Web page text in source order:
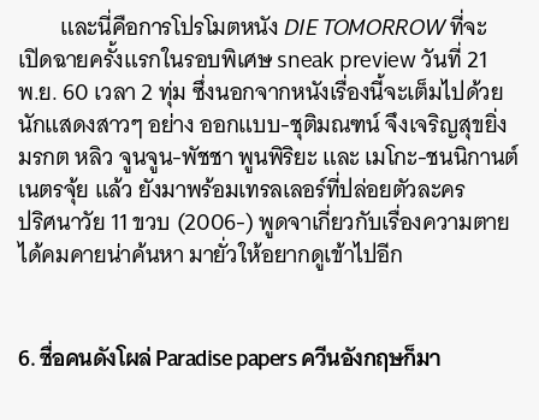
และนี่คือการโปรโมตหนังDIE TOMORROWที่จะ
เปิดฉายครั้งแรกในรอบพิเศษ sneak preview วันที่ 21
พ.ย. 60 เวลา 2 ทุ่ม ซึ่งนอกจากหนังเรื่องนี้จะเต็มไปด้วย
นักแสดงสาวๆ อย่าง ออกแบบ-ชุติมณฑน์ จึงเจริญสุขยิ่ง
มรกต หลิว จูนจูน-พัชชา พูนพิริยะ และ เมโกะ-ชนนิกานต์
เนตรจุ้ย แล้ว ยังมาพร้อมเทรลเลอร์ที่ปล่อยตัวละคร
ปริศนาวัย 11 ขวบ (2006-) พูดจาเกี่ยวกับเรื่องความตาย
ได้คมคายน่าค้นหา มายั่วให้อยากดูเข้าไปอีก
6. ชื่อคนดังโผล่ Paradise papers ควีนอังกฤษก็มา